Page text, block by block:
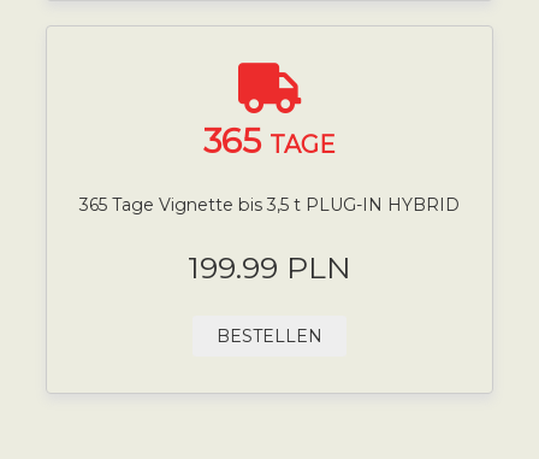
365 TAGE
365 Tage Vignette bis 3,5 t PLUG-IN HYBRID
199.99 PLN
BESTELLEN